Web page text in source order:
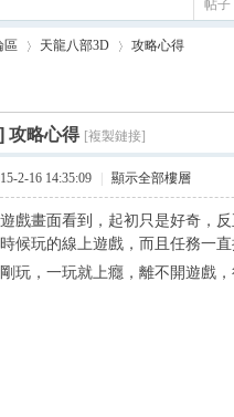
帖子
區
›
天龍八部3D
›
攻略心得
攻略心得 [複製鏈接]
2-16 14:35:09 顯示全部樓層
戲畫面看到，起初只是好奇，
候玩的線上遊戲，而且任務一
玩，一玩就上癮，離不開遊戲